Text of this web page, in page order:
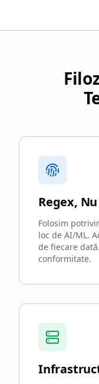
Regex,
Folosim
loc de AI/ML.
de fiecare
conformitate.